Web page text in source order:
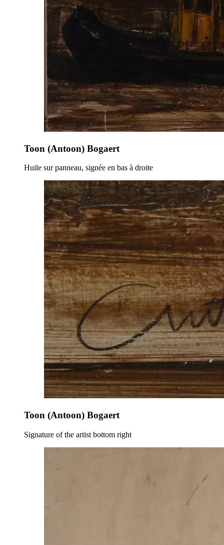
Toon (Antoon) Bogaert
Huile sur panneau, signée en bas à droite
Toon (Antoon) Bogaert
Signature of the artist bottom right